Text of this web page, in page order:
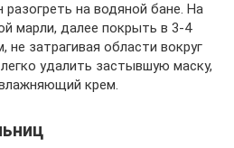
на водяной бане. На
марли, далее покрыть в 3-4
затрагивая области вокруг
удалить застывшую маску,
крем.